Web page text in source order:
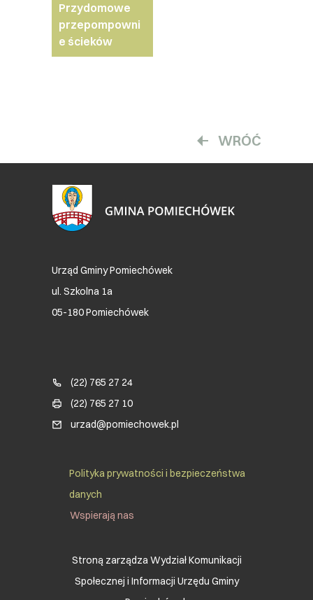
Przydomowe
przepompowni
e ścieków
WRÓĆ
Urząd Gminy Pomiechówek
ul. Szkolna 1a
05-180 Pomiechówek
Blok kontaktowy (Footer)
(22) 765 27 24
(22) 765 27 10
urzad@pomiechowek.pl
Social Menu Footer
Polityka prywatności i bezpieczeństwa
danych
Wspierają nas
Stroną zarządza Wydział Komunikacji
Społecznej i Informacji Urzędu Gminy